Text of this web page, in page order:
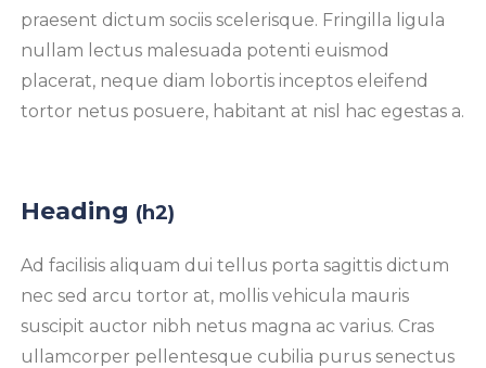
praesent dictum sociis scelerisque. Fringilla ligula
nullam lectus malesuada potenti euismod
placerat, neque diam lobortis inceptos eleifend
tortor netus posuere, habitant at nisl hac egestas a.
Heading (h2)
Ad facilisis aliquam dui tellus porta sagittis dictum
nec sed arcu tortor at, mollis vehicula mauris
suscipit auctor nibh netus magna ac varius. Cras
ullamcorper pellentesque cubilia purus senectus